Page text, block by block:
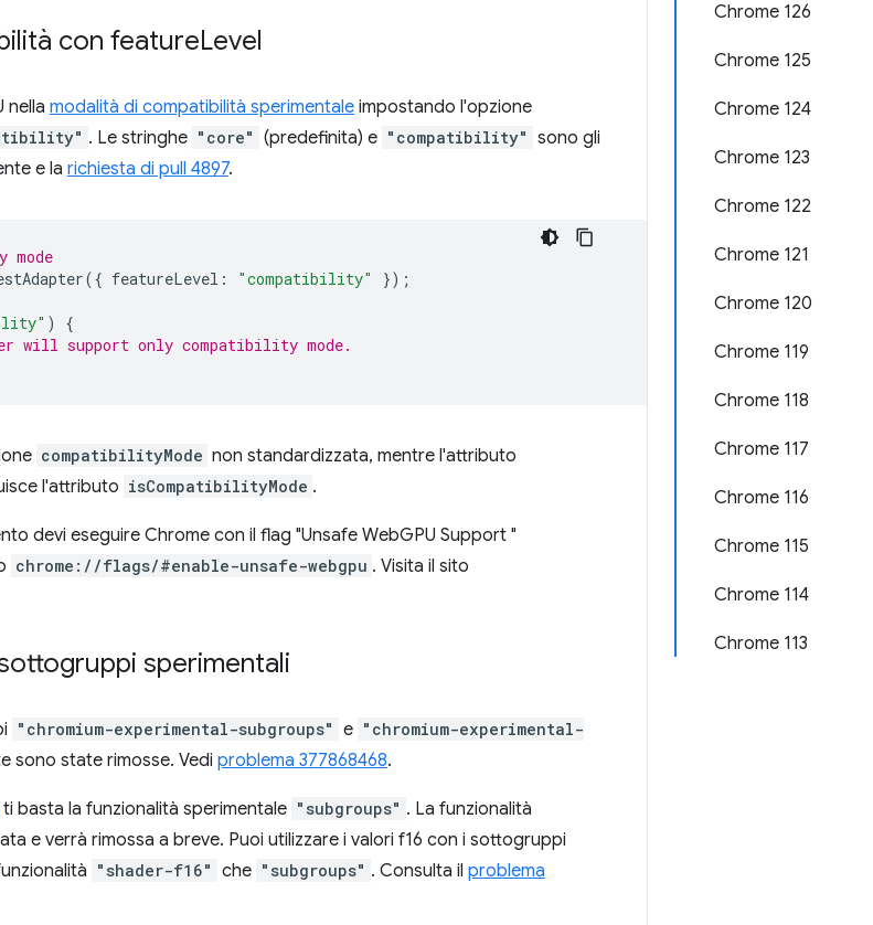
Chrome 126
Chrome 125
Chrome 124
Chrome 123
Chrome 122
Chrome 121
Chrome 120
Chrome 119
Chrome 118
Chrome 117
Chrome 116
Chrome 115
Chrome 114
Chrome 113
con featureLevel
nella modalità di compatibilità sperimentale impostando l'opzione
. Le stringhe "core" (predefinita) e "compatibility" sono gli
e la richiesta di pull 4897.
mode
({ featureLevel : "compatibility" });
)
{
will support only compatibility mode.
compatibilityMode non standardizzata, mentre l'attributo
l'attributo isCompatibilityMode .
devi eseguire Chrome con il flag "Unsafe WebGPU Support "
chrome://flags/#enable-unsafe-webgpu . Visita il sito
sperimentali
"chromium-experimental-subgroups" e "chromium-experimental-
sono state rimosse. Vedi problema 377868468.
ti basta la funzionalità sperimentale "subgroups" . La funzionalità
e verrà rimossa a breve. Puoi utilizzare i valori f16 con i sottogruppi
"shader-f16" che "subgroups" . Consulta il problema